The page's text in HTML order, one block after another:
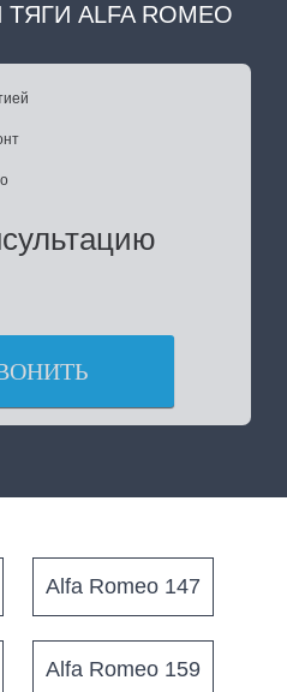
ALFA ROMEO
Alfa Romeo 147
Alfa Romeo 159